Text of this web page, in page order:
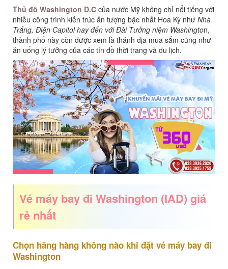
Thủ đô Washington D.C của nước Mỹ không chỉ nổi tiếng với
nhiều công trình kiến trúc ấn tượng bậc nhất Hoa Kỳ như Nhà
Trắng, Điện Capitol hay đến với Đài Tưởng niệm Washington,
thành phố này còn được xem là thánh địa mua sắm cũng như
ăn uống lý tưởng của các tín đồ thời trang và du lịch.​
Vé máy bay đi Washington (IAD) giá
rẻ nhất
Chọn hãng hàng không nào khi đặt vé máy bay đi
Washington